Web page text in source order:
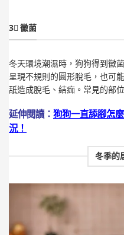
3⃣ 黴菌
冬天環境潮濕時，狗狗得到黴
呈現不規則的圓形脫毛，也可
舐造成脫毛、結痂。常見的部
延伸閱讀： 狗狗一直舔腳怎
況！
冬季的